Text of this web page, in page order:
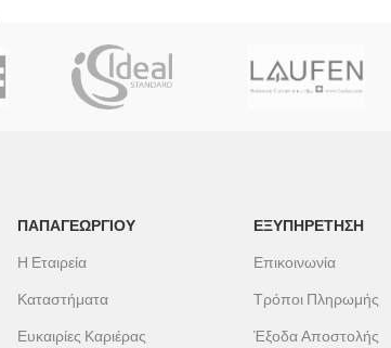
ΠΑΠΑΓΕΩΡΓΊΟΥ
Η Εταιρεία
Καταστήματα
Ευκαιρίες Καριέρας
ΕΞΥΠΗΡΕΤΗΣΗ
Επικοινωνία
Τρόποι Πληρωμής
Έξοδα Αποστολής